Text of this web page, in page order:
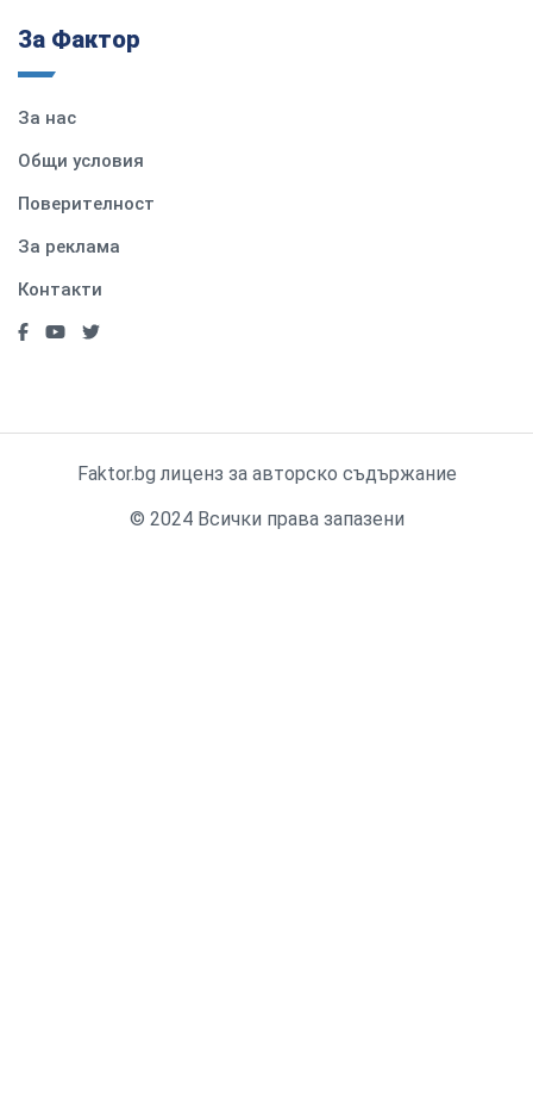
За Фактор
За нас
Общи условия
Поверителност
За реклама
Контакти
Faktor.bg лиценз за авторско съдържание
© 2024 Всички права запазени